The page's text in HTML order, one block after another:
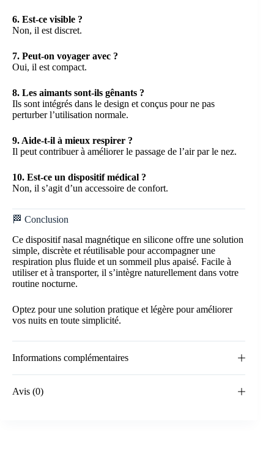
6. Est-ce visible ?
Non, il est discret.
7. Peut-on voyager avec ?
Oui, il est compact.
8. Les aimants sont-ils gênants ?
Ils sont intégrés dans le design et conçus pour ne pas
perturber l’utilisation normale.
9. Aide-t-il à mieux respirer ?
Il peut contribuer à améliorer le passage de l’air par le nez.
10. Est-ce un dispositif médical ?
Non, il s’agit d’un accessoire de confort.
🏁 Conclusion
Ce dispositif nasal magnétique en silicone offre une solution
simple, discrète et réutilisable pour accompagner une
respiration plus fluide et un sommeil plus apaisé. Facile à
utiliser et à transporter, il s’intègre naturellement dans votre
routine nocturne.
Optez pour une solution pratique et légère pour améliorer
vos nuits en toute simplicité.
Informations complémentaires
Avis (0)